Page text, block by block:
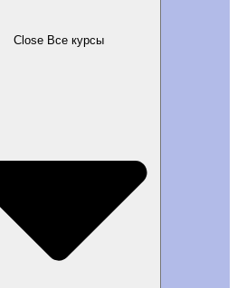
Close Все курсы